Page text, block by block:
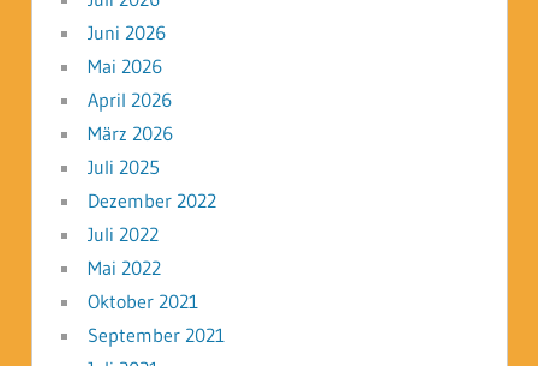
Juni 2026
Mai 2026
April 2026
März 2026
Juli 2025
Dezember 2022
Juli 2022
Mai 2022
Oktober 2021
September 2021